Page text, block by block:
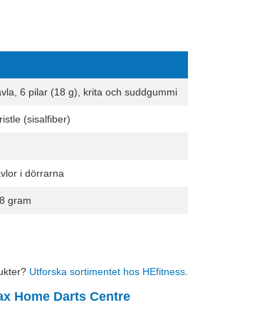
6 pilar (18 g), krita och suddgummi
(sisalfiber)
i dörrarna
gram
Utforska sortimentet hos HEfitness.
Home Darts Centre